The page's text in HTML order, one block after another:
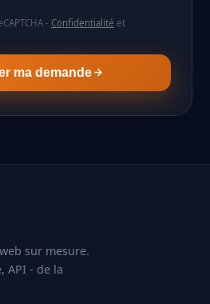
- Confidentialité et
ma demande
sur mesure.
API - de la